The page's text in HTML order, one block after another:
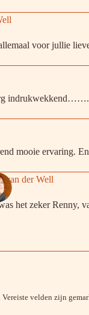
voor jullie
mooie ervaring.
van der Well
het zeker Renny,
Vereiste velden zijn